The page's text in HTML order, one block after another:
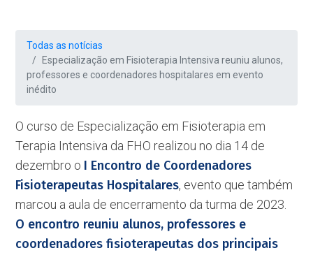
Todas as notícias
Especialização em Fisioterapia Intensiva reuniu alunos,
professores e coordenadores hospitalares em evento
inédito
O curso de Especialização em Fisioterapia em
Terapia Intensiva da FHO realizou no dia 14 de
dezembro o I Encontro de Coordenadores
Fisioterapeutas Hospitalares, evento que também
marcou a aula de encerramento da turma de 2023.
O encontro reuniu alunos, professores e
coordenadores fisioterapeutas dos principais